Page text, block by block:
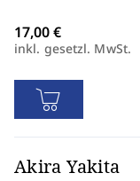
inkl. gesetzl. MwSt.
Akira Yakita